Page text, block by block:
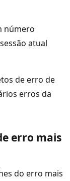
número
atual
de erro de
erros da
erro mais
do erro mais